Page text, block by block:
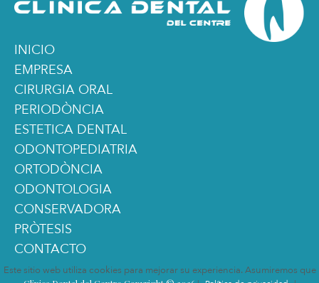
INICIO
EMPRESA
CIRURGIA ORAL
PERIODÒNCIA
ESTETICA DENTAL
ODONTOPEDIATRIA
ORTODÒNCIA
ODONTOLOGIA
CONSERVADORA
PRÒTESIS
CONTACTO
Este sitio web utiliza cookies para mejorar su experiencia. Asumiremos que